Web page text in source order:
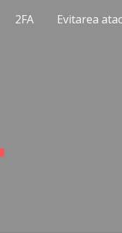
2FA Evitarea